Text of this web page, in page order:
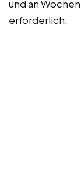
und an
erforderlich.